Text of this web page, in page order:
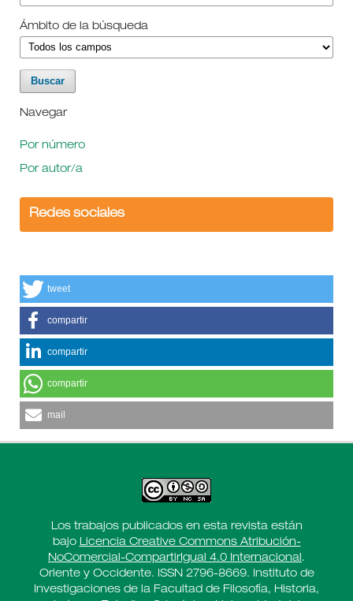
Ámbito de la búsqueda
Navegar
Por número
Por autor/a
Redes sociales
tweet
compartir
compartir
compartir
mail
Los trabajos publicados en esta revista están
bajo Licencia Creative Commons Atribución-
NoComercial-CompartirIgual 4.0 Internacional.
Oriente y Occidente. ISSN 2796-8669. Instituto de
Investigaciones de la Facultad de Filosofía, Historia,